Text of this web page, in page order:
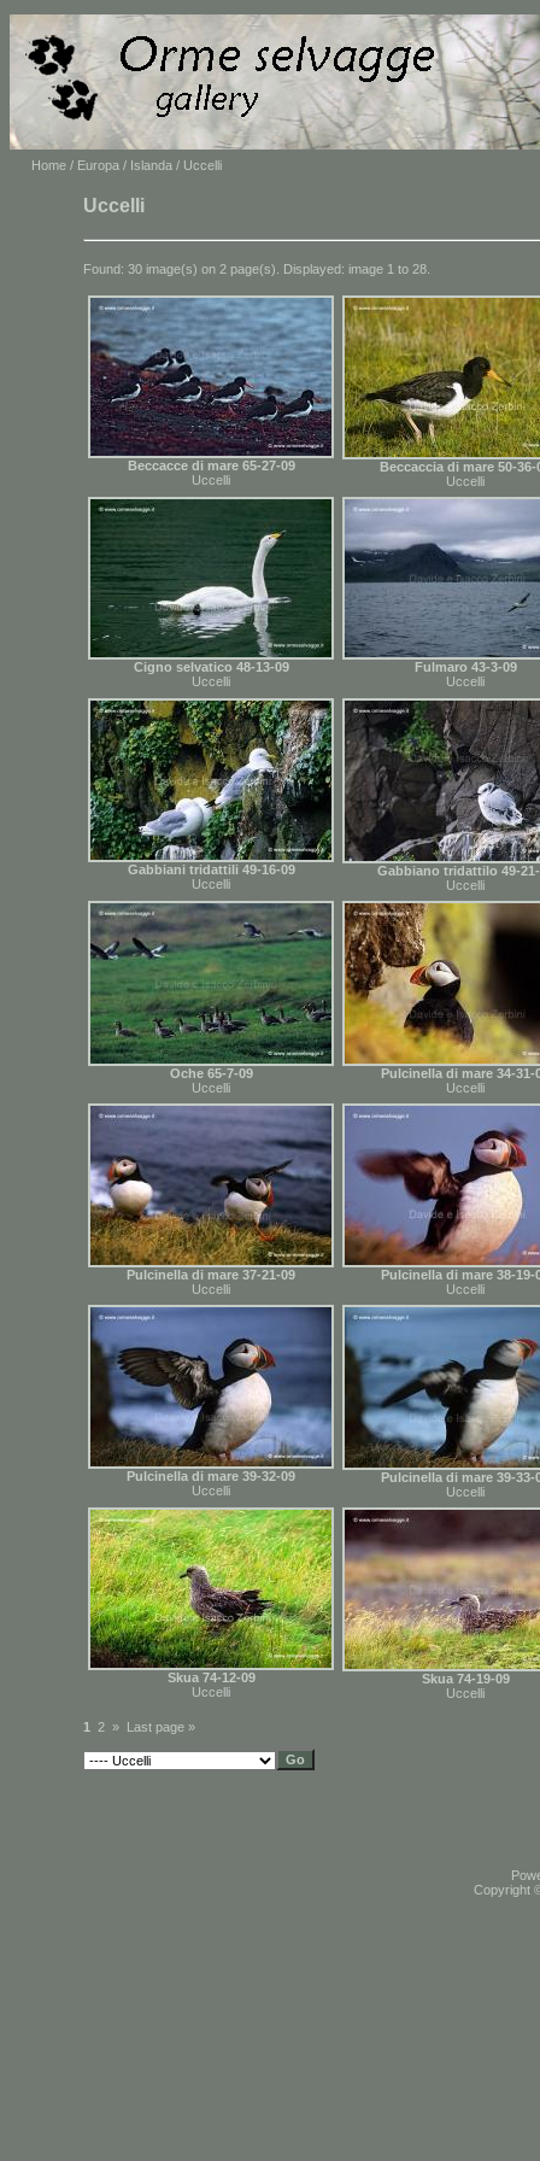
Home / Europa / Islanda / Uccelli
Uccelli
Found: 30 image(s) on 2 page(s). Displayed: image 1 to 28.
Beccacce di mare 65-27-09
Uccelli
Beccaccia di mare 50-36-
Uccelli
Cigno selvatico 48-13-09
Uccelli
Fulmaro 43-3-09
Uccelli
Gabbiani tridattili 49-16-09
Uccelli
Gabbiano tridattilo 49-
Uccelli
Oche 65-7-09
Uccelli
Pulcinella di mare 34-31-
Uccelli
Pulcinella di mare 37-21-09
Uccelli
Pulcinella di mare 38-19-
Uccelli
Pulcinella di mare 39-32-09
Uccelli
Pulcinella di mare 39-33-
Uccelli
Skua 74-12-09
Uccelli
Skua 74-19-09
Uccelli
1 2 » Last page »
Copyright